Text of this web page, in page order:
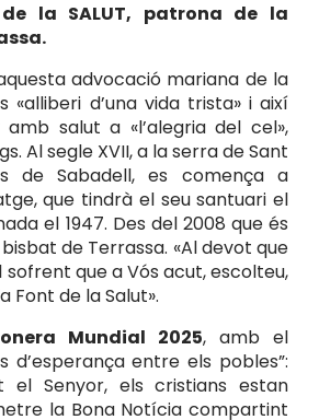
la SALUT, patrona de la
advocació mariana de la
«alliberi d’una vida trista» i així
salut a «l’alegria del cel»,
Al segle XVII, a la serra de Sant
de Sabadell, es comença a
que tindrà el seu santuari el
el 1947. Des del 2008 que és
de Terrassa. «Al devot que
sofrent que a Vós acut, escolteu,
Font de la Salut».
Mundial 2025, amb el
d’esperança entre els pobles”:
el Senyor, els cristians estan
la Bona Notícia compartint